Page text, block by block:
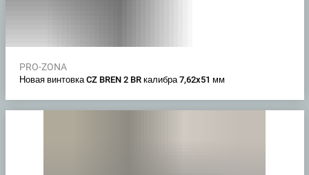
PRO-ZONA
Новая винтовка CZ BREN 2 BR калибра 7,62x51 мм